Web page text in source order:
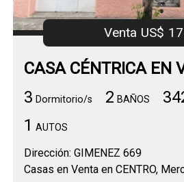
Venta US$
CASA CÉNTRICA EN
3 Dormitorio/s 2 BAÑOS
1 AUTOS
Dirección: GIMENEZ 669
Casas en Venta en CENTRO,